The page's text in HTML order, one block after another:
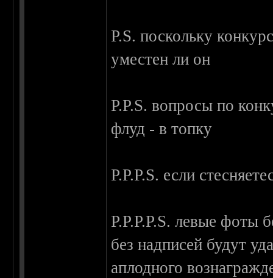
P.S. поскольку
уместен ли он
P.P.S. вопросы по
флуд - в топку
P.P.P.S. если
P.P.P.P.S. левые фоты
без надписей будут
аплодного